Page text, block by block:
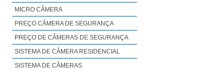
MICRO CÂMERA
PREÇO CÂMERA DE SEGURANÇA
PREÇO DE CÂMERAS DE SEGURANÇA
SISTEMA DE CÂMERA RESIDENCIAL
SISTEMA DE CÂMERAS